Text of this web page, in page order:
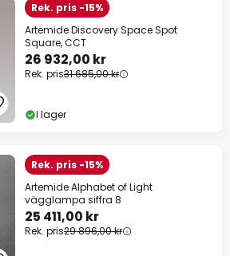
Rek. pris -15%
Artemide Discovery Space Spot
Square, CCT
26 932,00 kr
Rek. pris31 685,00 kr
I lager
Rek. pris -15%
Artemide Alphabet of Light
vägglampa siffra 8
25 411,00 kr
Rek. pris29 896,00 kr